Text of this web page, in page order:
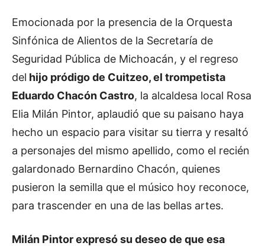
Emocionada por la presencia de la Orquesta
Sinfónica de Alientos de la Secretaría de
Seguridad Pública de Michoacán, y el regreso
del hijo pródigo de Cuitzeo, el trompetista
Eduardo Chacón Castro, la alcaldesa local Rosa
Elia Milán Pintor, aplaudió que su paisano haya
hecho un espacio para visitar su tierra y resaltó
a personajes del mismo apellido, como el recién
galardonado Bernardino Chacón, quienes
pusieron la semilla que el músico hoy reconoce,
para trascender en una de las bellas artes.
Milán Pintor expresó su deseo de que esa